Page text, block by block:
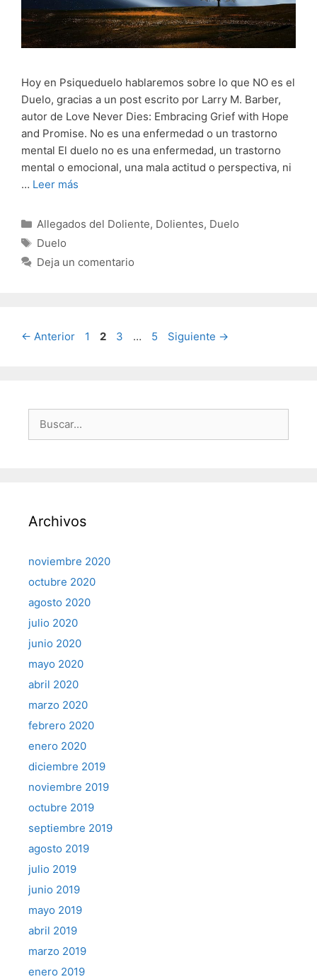
Hoy en Psiqueduelo hablaremos sobre lo que NO es el
Duelo, gracias a un post escrito por Larry M. Barber,
autor de Love Never Dies: Embracing Grief with Hope
and Promise. No es una enfermedad o un trastorno
mental El duelo no es una enfermedad, un trastorno
mental o emocional, una mala actitud o perspectiva, ni
… Leer más
Categorías
Allegados del Doliente, Dolientes, Duelo
Etiquetas
Duelo
Deja un comentario
← Anterior Página
1 Página
2 Página
3 … Página
5 Siguiente →
Archivos
noviembre 2020
octubre 2020
agosto 2020
julio 2020
junio 2020
mayo 2020
abril 2020
marzo 2020
febrero 2020
enero 2020
diciembre 2019
noviembre 2019
octubre 2019
septiembre 2019
agosto 2019
julio 2019
junio 2019
mayo 2019
abril 2019
marzo 2019
enero 2019